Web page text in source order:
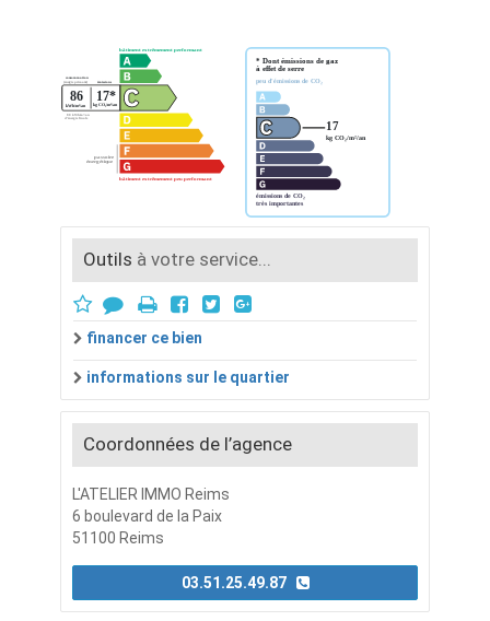
Outils à votre service...
financer ce bien
informations sur le quartier
Coordonnées de l’agence
L'ATELIER IMMO Reims
6 boulevard de la Paix
51100 Reims